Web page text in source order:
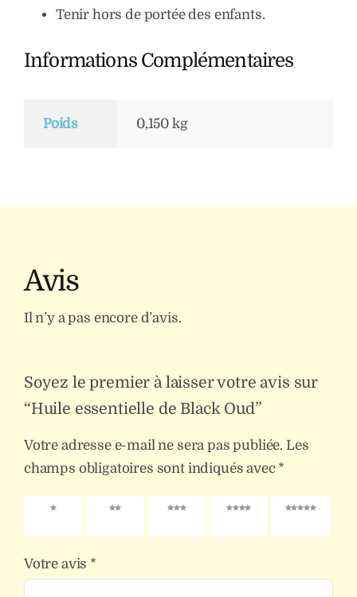
Tenir hors de portée des enfants.
Informations Complémentaires
Poids 0,150 kg
Avis
Il n’y a pas encore d’avis.
Soyez le premier à laisser votre avis sur
“Huile essentielle de Black Oud”
Votre adresse e-mail ne sera pas publiée. Les
champs obligatoires sont indiqués avec *
1 étoile
2 étoiles
3 étoiles
4 étoiles
5 étoiles
Votre avis *